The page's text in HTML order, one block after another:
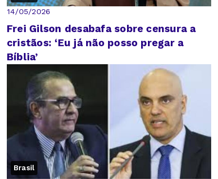
14/05/2026
Frei Gilson desabafa sobre censura a
cristãos: ‘Eu já não posso pregar a
Bíblia’
Brasil